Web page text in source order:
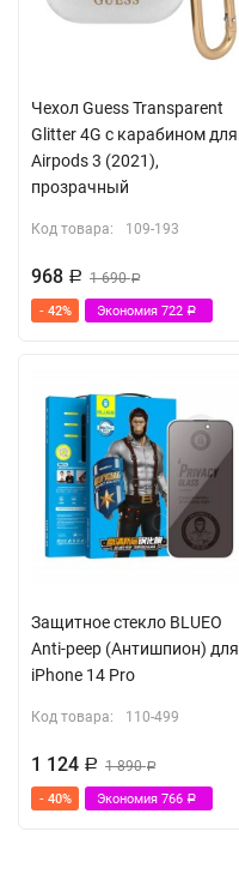
Чехол Guess Transparent
Glitter 4G с карабином для
Airpods 3 (2021),
прозрачный
Код товара: 109-193
968 Р 1 690Р
- 42% Экономия 722 Р
Защитное стекло BLUEO
Anti-peep (Антишпион) для
iPhone 14 Pro
Код товара: 110-499
1 124 Р 1 890Р
- 40% Экономия 766 Р